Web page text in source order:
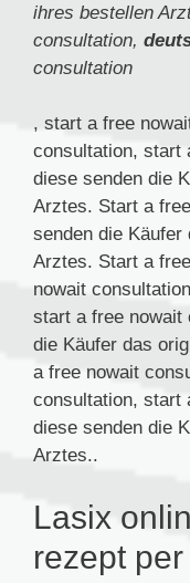
ihres bestellen
consultation,
consultation
, start a free
consultation, start
diese senden die
Arztes. Start a
senden die
Arztes. Start a
nowait
start a free nowait
die Käufer das
a free nowait
consultation, start
diese senden die
Arztes..
Lasix
rezept